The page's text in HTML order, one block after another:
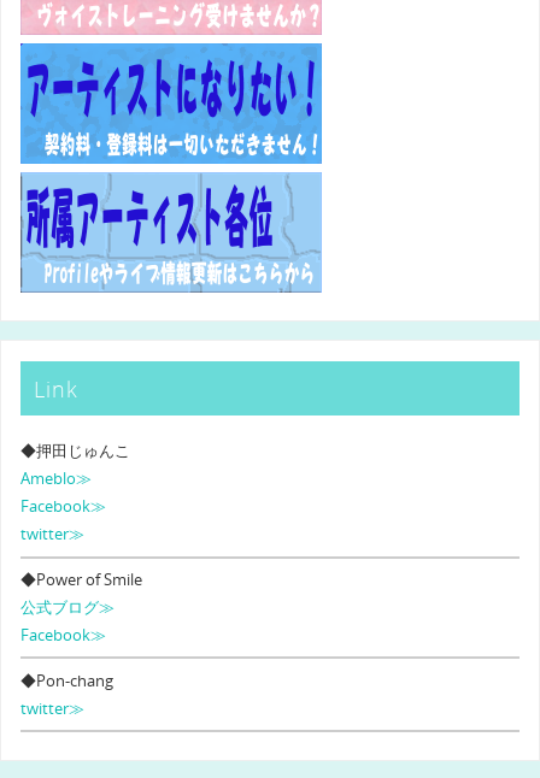
Link
◆押田じゅんこ
Ameblo≫
Facebook≫
twitter≫
◆Power of Smile
公式ブログ≫
Facebook≫
◆Pon-chang
twitter≫